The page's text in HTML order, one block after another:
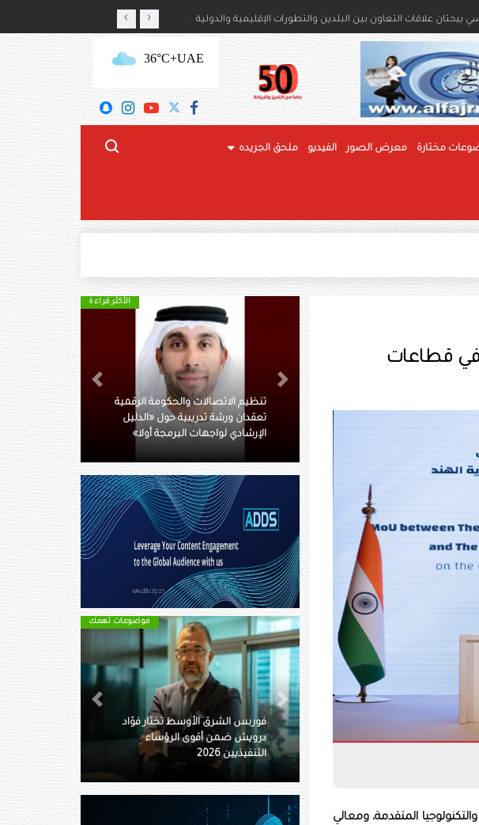
خادم الحرمين بوفاة والدة الأمير حمود بن سعود بن عبدالعزيز آل سعود ‹ ›
UAE
+36°C
مختارة معرض الصور الفيديو ملحق الجريده
في قطاعات
المتقدمة، ومعالي
الأكثر قراءة
485 مليون درهم أرباح تيكوم
النصفية بنمو13 %
Previous
Next
موضوعات تهمك
«أدنوك للإمداد» تستحوذ على 11
ناقلة بقيمة 4.8 مليار درهم
Previous
Next